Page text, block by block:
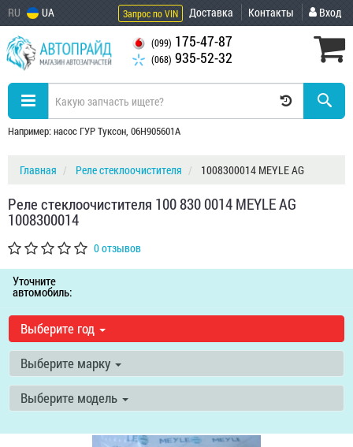
RU UA Запрос по VIN Доставка Контакты Вход
(099) 175-47-87
(068) 935-52-32
Например: насос ГУР Туксон, 06H905601A
Главная Реле стеклоочистителя 1008300014 MEYLE AG
Реле стеклоочистителя 100 830 0014 MEYLE AG
1008300014
0 отзывов
Уточните
автомобиль:
Выберите год
Выберите марку
Выберите модель